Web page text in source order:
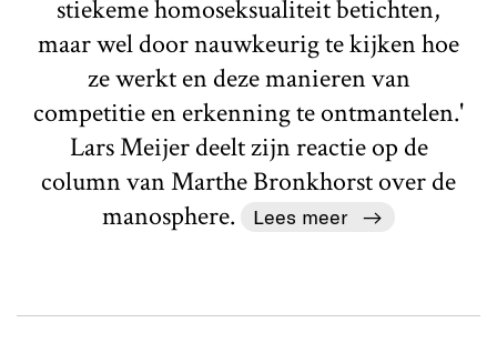
stiekeme homoseksualiteit betichten,
maar wel door nauwkeurig te kijken hoe
ze werkt en deze manieren van
competitie en erkenning te ontmantelen.'
Lars Meijer deelt zijn reactie op de
column van Marthe Bronkhorst over de
manosphere.
Lees meer